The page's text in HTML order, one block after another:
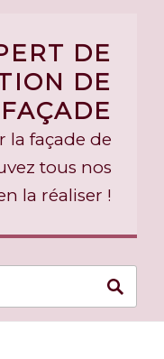
DE
DE
FAÇADE
la façade de
tous nos
la réaliser !